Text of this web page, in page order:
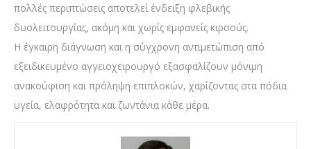
πολλές περιπτώσεις αποτελεί ένδειξη φλεβικής
δυσλειτουργίας, ακόμη και χωρίς εμφανείς κιρσούς.
Η έγκαιρη διάγνωση και η σύγχρονη αντιμετώπιση από
εξειδικευμένο αγγειοχειρουργό εξασφαλίζουν μόνιμη
ανακούφιση και πρόληψη επιπλοκών, χαρίζοντας στα πόδια
υγεία, ελαφρότητα και ζωντάνια κάθε μέρα.